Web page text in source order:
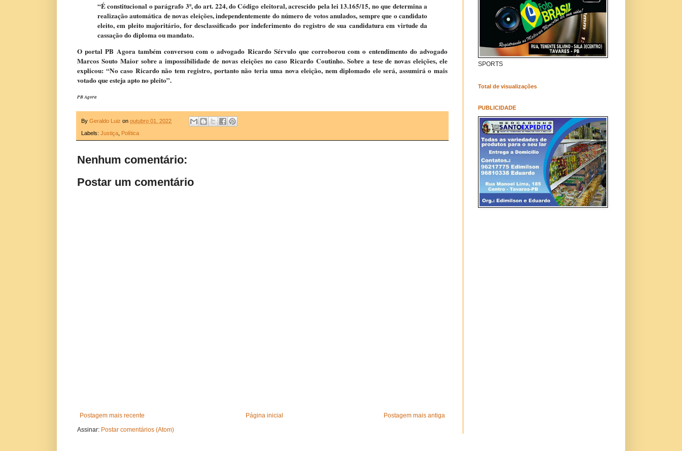
“É constitucional o parágrafo 3º, do art. 224, do Código eleitoral, acrescido pela lei 13.165/15, no que determina a
realização automática de novas eleições, independentemente do número de votos anulados, sempre que o candidato
eleito, em pleito majoritário, for desclassificado por indeferimento do registro de sua candidatura em virtude da
cassação do diploma ou mandato.
O portal PB Agora também conversou com o advogado Ricardo Sérvulo que corroborou com o entendimento do advogado
Marcos Souto Maior sobre a impossibilidade de novas eleições no caso Ricardo Coutinho. Sobre a tese de novas eleições, ele
explicou: “No caso Ricardo não tem registro, portanto não teria uma nova eleição, nem diplomado ele será, assumirá o mais
votado que esteja apto no pleito”.
PB Agora
By Geraldo Luiz on outubro 01, 2022
Labels: Justiça Política
Nenhum comentário:
Postar um comentário
Postagem mais recente Postagem mais antiga
Página inicial
Assinar: Postar comentários (Atom)
SPORTS
Total de visualizações
PUBLICIDADE